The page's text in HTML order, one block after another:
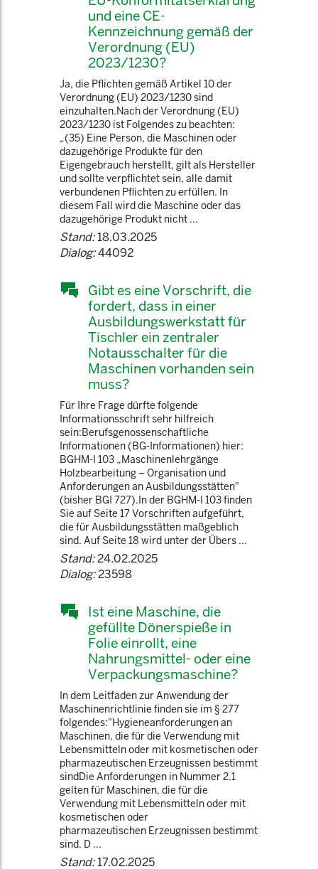
und eine CE-
Kennzeichnung gemäß der
Verordnung (EU)
2023/1230?
Ja, die Pflichten gemäß Artikel 10 der
Verordnung (EU) 2023/1230 sind
einzuhalten.Nach der Verordnung (EU)
2023/1230 ist Folgendes zu beachten:
„(35) Eine Person, die Maschinen oder
dazugehörige Produkte für den
Eigengebrauch herstellt, gilt als Hersteller
und sollte verpflichtet sein, alle damit
verbundenen Pflichten zu erfüllen. In
diesem Fall wird die Maschine oder das
dazugehörige Produkt nicht ...
Stand:18.03.2025
Dialog:44092
Gibt es eine Vorschrift, die
fordert, dass in einer
Ausbildungswerkstatt für
Tischler ein zentraler
Notausschalter für die
Maschinen vorhanden sein
muss?
Für Ihre Frage dürfte folgende
Informationsschrift sehr hilfreich
sein:Berufsgenossenschaftliche
Informationen (BG-Informationen) hier:
BGHM-I 103 „Maschinenlehrgänge
Holzbearbeitung – Organisation und
Anforderungen an Ausbildungsstätten"
(bisher BGI 727).In der BGHM-I 103 finden
Sie auf Seite 17 Vorschriften aufgeführt,
die für Ausbildungsstätten maßgeblich
sind. Auf Seite 18 wird unter der Übers ...
Stand:24.02.2025
Dialog:23598
Ist eine Maschine, die
gefüllte Dönerspieße in
Folie einrollt, eine
Nahrungsmittel- oder eine
Verpackungsmaschine?
In dem Leitfaden zur Anwendung der
Maschinenrichtlinie finden sie im § 277
folgendes:"Hygieneanforderungen an
Maschinen, die für die Verwendung mit
Lebensmitteln oder mit kosmetischen oder
pharmazeutischen Erzeugnissen bestimmt
sindDie Anforderungen in Nummer 2.1
gelten für Maschinen, die für die
Verwendung mit Lebensmitteln oder mit
kosmetischen oder
pharmazeutischen Erzeugnissen bestimmt
sind. D ...
Stand:17.02.2025